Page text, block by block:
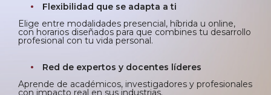
Flexibilidad que se adapta a ti
Elige entre modalidades presencial, híbrida u online,
con horarios diseñados para que combines tu desarrollo
profesional con tu vida personal.
Red de expertos y docentes líderes
Aprende de académicos, investigadores y profesionales
con impacto real en sus industrias.